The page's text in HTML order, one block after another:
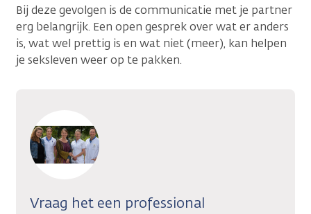
Bij deze gevolgen is de communicatie met je partner
erg belangrijk. Een open gesprek over wat er anders
is, wat wel prettig is en wat niet (meer), kan helpen
je seksleven weer op te pakken.
Vraag het een professional